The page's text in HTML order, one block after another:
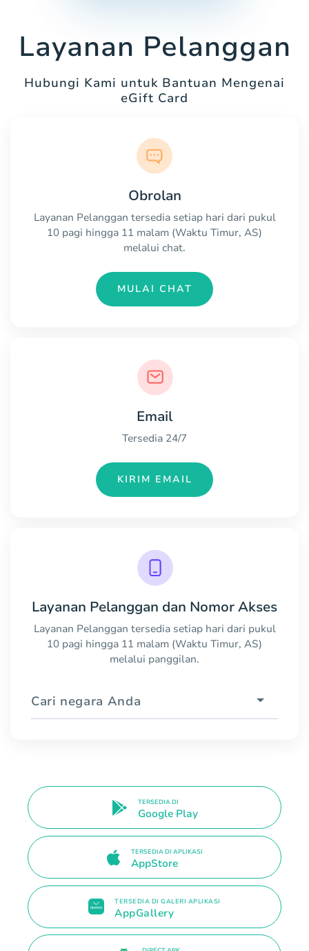
Layanan Pelanggan
Hubungi Kami untuk Bantuan Mengenai
eGift Card
Obrolan
Layanan Pelanggan tersedia setiap hari dari pukul
10 pagi hingga 11 malam (Waktu Timur, AS)
melalui chat.
MULAI CHAT
Email
Tersedia 24/7
KIRIM EMAIL
Layanan Pelanggan dan Nomor Akses
Layanan Pelanggan tersedia setiap hari dari pukul
10 pagi hingga 11 malam (Waktu Timur, AS)
melalui panggilan.
Cari negara Anda
TERSEDIA DI
Google Play
TERSEDIA DI APLIKASI
AppStore
TERSEDIA DI GALERI APLIKASI
AppGallery